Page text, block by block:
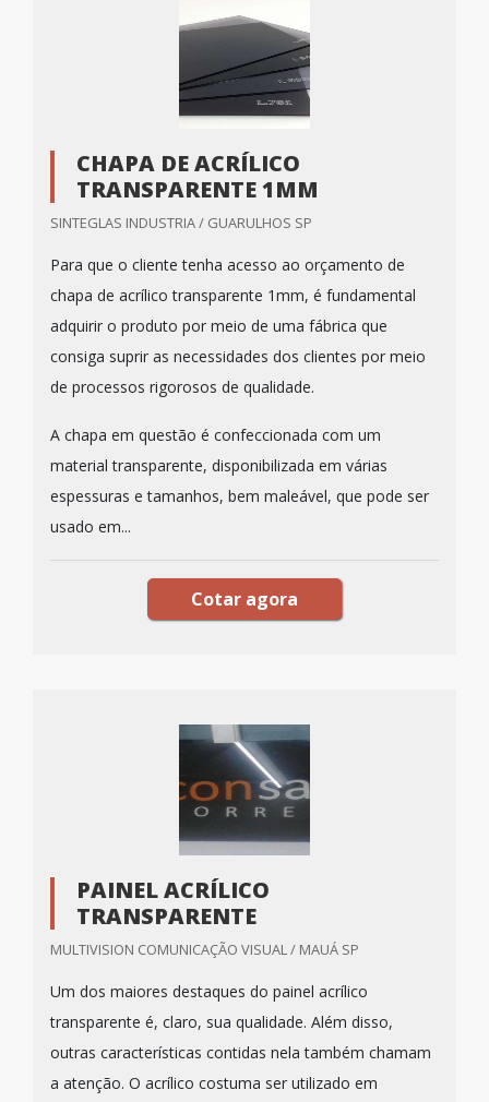
CHAPA DE ACRÍLICO
TRANSPARENTE 1MM
SINTEGLAS INDUSTRIA / GUARULHOS SP
Para que o cliente tenha acesso ao orçamento de
chapa de acrílico transparente 1mm, é fundamental
adquirir o produto por meio de uma fábrica que
consiga suprir as necessidades dos clientes por meio
de processos rigorosos de qualidade.
A chapa em questão é confeccionada com um
material transparente, disponibilizada em várias
espessuras e tamanhos, bem maleável, que pode ser
usado em...
Cotar agora
PAINEL ACRÍLICO
TRANSPARENTE
MULTIVISION COMUNICAÇÃO VISUAL / MAUÁ SP
Um dos maiores destaques do painel acrílico
transparente é, claro, sua qualidade. Além disso,
outras características contidas nela também chamam
a atenção. O acrílico costuma ser utilizado em